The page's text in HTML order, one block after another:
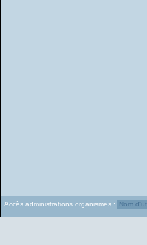
Accès administrations organismes :